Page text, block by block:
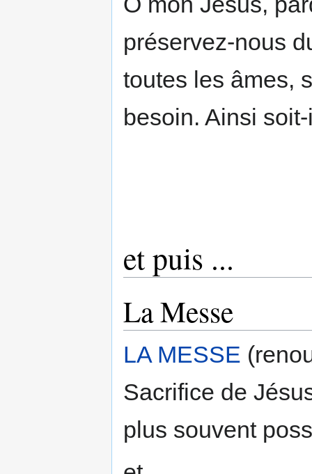
préservez-nous
toutes les âmes,
besoin. Ainsi
et puis ...
La Messe
LA MESSE
Sacrifice de
plus souvent